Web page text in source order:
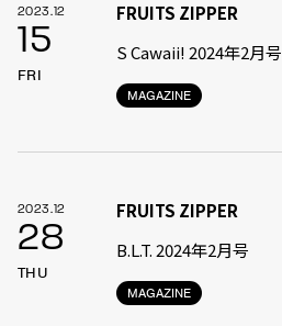
2023.12
15
FRI
MAGAZINE
FRUITS ZIPPER
S Cawaii! 2024年2月号
2023.12
28
THU
MAGAZINE
FRUITS ZIPPER
B.L.T. 2024年2月号